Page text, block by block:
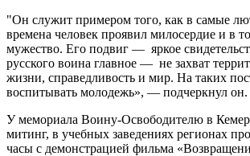
"Он служит примером того, как в самые
времена человек проявил милосердие и в
мужество. Его подвиг — яркое
русского воина главное — не захват
жизни, справедливость и мир. На таких
воспитывать молодежь», — подчеркнул он.
У мемориала Воину-Освободителю в
митинг, в учебных заведениях регионах
часы с демонстрацией фильма